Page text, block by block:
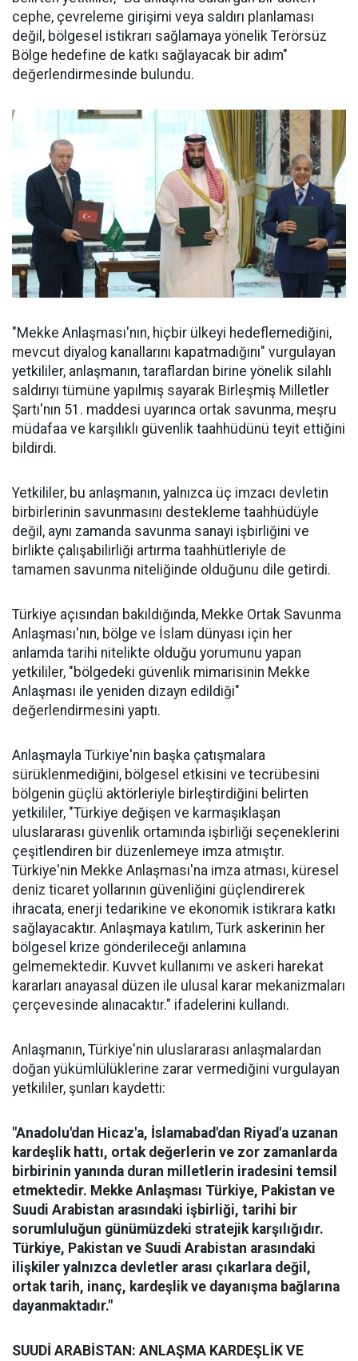
cephe, çevreleme girişimi veya saldırı planlaması
değil, bölgesel istikrarı sağlamaya yönelik Terörsüz
Bölge hedefine de katkı sağlayacak bir adım"
değerlendirmesinde bulundu.
"Mekke Anlaşması'nın, hiçbir ülkeyi hedeflemediğini,
mevcut diyalog kanallarını kapatmadığını" vurgulayan
yetkililer, anlaşmanın, taraflardan birine yönelik silahlı
saldırıyı tümüne yapılmış sayarak Birleşmiş Milletler
Şartı'nın 51. maddesi uyarınca ortak savunma, meşru
müdafaa ve karşılıklı güvenlik taahhüdünü teyit ettiğini
bildirdi.
Yetkililer, bu anlaşmanın, yalnızca üç imzacı devletin
birbirlerinin savunmasını destekleme taahhüdüyle
değil, aynı zamanda savunma sanayi işbirliğini ve
birlikte çalışabilirliği artırma taahhütleriyle de
tamamen savunma niteliğinde olduğunu dile getirdi.
Türkiye açısından bakıldığında, Mekke Ortak Savunma
Anlaşması'nın, bölge ve İslam dünyası için her
anlamda tarihi nitelikte olduğu yorumunu yapan
yetkililer, "bölgedeki güvenlik mimarisinin Mekke
Anlaşması ile yeniden dizayn edildiği"
değerlendirmesini yaptı.
Anlaşmayla Türkiye'nin başka çatışmalara
sürüklenmediğini, bölgesel etkisini ve tecrübesini
bölgenin güçlü aktörleriyle birleştirdiğini belirten
yetkililer, "Türkiye değişen ve karmaşıklaşan
uluslararası güvenlik ortamında işbirliği seçeneklerini
çeşitlendiren bir düzenlemeye imza atmıştır.
Türkiye'nin Mekke Anlaşması'na imza atması, küresel
deniz ticaret yollarının güvenliğini güçlendirerek
ihracata, enerji tedarikine ve ekonomik istikrara katkı
sağlayacaktır. Anlaşmaya katılım, Türk askerinin her
bölgesel krize gönderileceği anlamına
gelmemektedir. Kuvvet kullanımı ve askeri harekat
kararları anayasal düzen ile ulusal karar mekanizmaları
çerçevesinde alınacaktır." ifadelerini kullandı.
Anlaşmanın, Türkiye'nin uluslararası anlaşmalardan
doğan yükümlülüklerine zarar vermediğini vurgulayan
yetkililer, şunları kaydetti:
"Anadolu'dan Hicaz'a, İslamabad'dan Riyad'a uzanan
kardeşlik hattı, ortak değerlerin ve zor zamanlarda
birbirinin yanında duran milletlerin iradesini temsil
etmektedir. Mekke Anlaşması Türkiye, Pakistan ve
Suudi Arabistan arasındaki işbirliği, tarihi bir
sorumluluğun günümüzdeki stratejik karşılığıdır.
Türkiye, Pakistan ve Suudi Arabistan arasındaki
ilişkiler yalnızca devletler arası çıkarlara değil,
ortak tarih, inanç, kardeşlik ve dayanışma bağlarına
dayanmaktadır."
SUUDİ ARABİSTAN: ANLAŞMA KARDEŞLİK VE